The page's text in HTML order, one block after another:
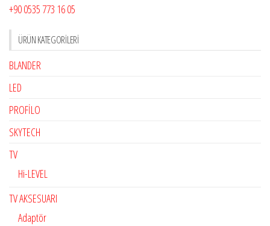
+90 0535 773 16 05
ÜRÜN KATEGORILERI
BLANDER
LED
PROFİLO
SKYTECH
TV
Hi-LEVEL
TV AKSESUARI
Adaptör